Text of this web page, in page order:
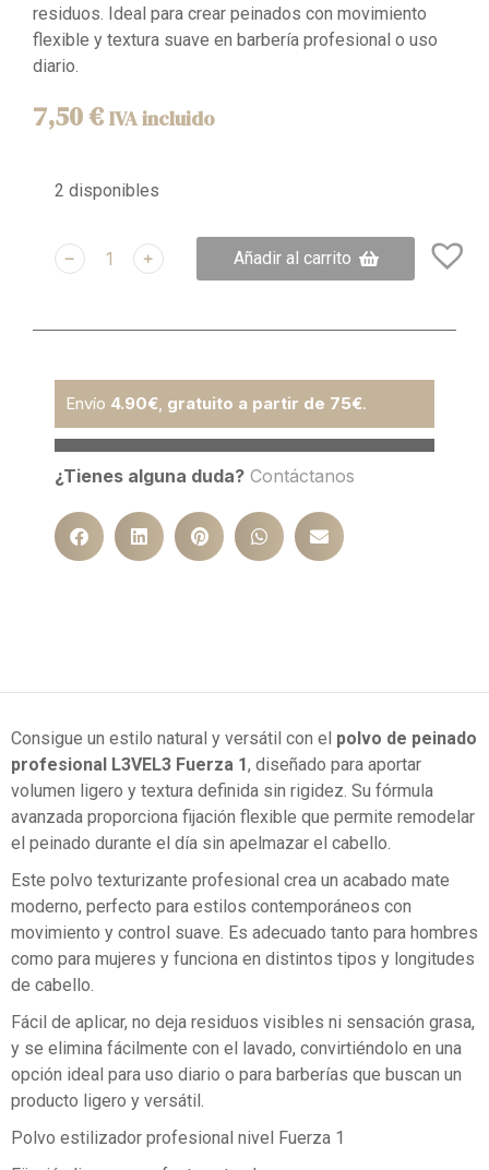
residuos. Ideal para crear peinados con movimiento
flexible y textura suave en barbería profesional o uso
diario.
7,50€ IVA incluido
2 disponibles
﹣ ﹢ Añadir al carrito
Envío 4.90€, gratuito a partir de 75€.
¿Tienes alguna duda? Contáctanos
Consigue un estilo natural y versátil con el polvo de peinado
profesional L3VEL3 Fuerza 1, diseñado para aportar
volumen ligero y textura definida sin rigidez. Su fórmula
avanzada proporciona fijación flexible que permite remodelar
el peinado durante el día sin apelmazar el cabello.
Este polvo texturizante profesional crea un acabado mate
moderno, perfecto para estilos contemporáneos con
movimiento y control suave. Es adecuado tanto para hombres
como para mujeres y funciona en distintos tipos y longitudes
de cabello.
Fácil de aplicar, no deja residuos visibles ni sensación grasa,
y se elimina fácilmente con el lavado, convirtiéndolo en una
opción ideal para uso diario o para barberías que buscan un
producto ligero y versátil.
Polvo estilizador profesional nivel Fuerza 1